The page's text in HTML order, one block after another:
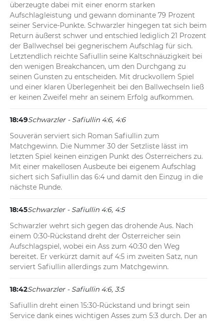
überzeugte dabei mit einer enorm starken
Aufschlagleistung und gewann dominante 79 Prozent
seiner Service-Punkte. Schwarzler hingegen tat sich beim
Return äußerst schwer und entschied lediglich 21 Prozent
der Ballwechsel bei gegnerischem Aufschlag für sich.
Letztendlich reichte Safiullin seine Kaltschnäuzigkeit bei
den wenigen Breakchancen, um den Durchgang zu
seinen Gunsten zu entscheiden. Mit druckvollem Spiel
und einer klaren Überlegenheit bei den Ballwechseln ließ
er keinen Zweifel mehr an seinem Erfolg aufkommen.
18:49Schwarzler - Safiullin 4:6, 4:6
Souverän serviert sich Roman Safiullin zum
Matchgewinn. Die Nummer 30 der Setzliste lässt im
letzten Spiel keinen einzigen Punkt des Österreichers zu.
Mit einer makellosen Ausbeute bei eigenem Aufschlag
sichert sich Safiullin das 6:4 und damit den Einzug in die
nächste Runde.
18:45Schwarzler - Safiullin 4:6, 4:5
Schwarzler wehrt sich gegen das drohende Aus. Nach
einem 0:30-Rückstand dreht der Österreicher sein
Aufschlagspiel, wobei ein Ass zum 40:30 den Weg
bereitet. Er verkürzt damit auf 4:5 im zweiten Satz, nun
serviert Safiullin allerdings zum Matchgewinn.
18:42Schwarzler - Safiullin 4:6, 3:5
Safiullin dreht einen 15:30-Rückstand und bringt sein
Service dank eines wichtigen Asses zum 5:3 durch. Der an